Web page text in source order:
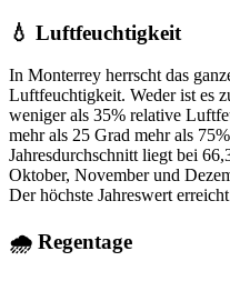
💧 Luftfeuchtigkeit
In Monterrey herrscht das
Luftfeuchtigkeit. Weder ist es
weniger als 35% relative
mehr als 25 Grad mehr als
Jahresdurchschnitt liegt bei
Oktober, November und
Der höchste Jahreswert
🌧 Regentage